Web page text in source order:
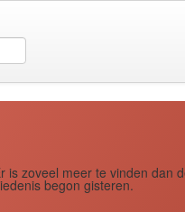
zoveel meer te vinden dan
begon gisteren.